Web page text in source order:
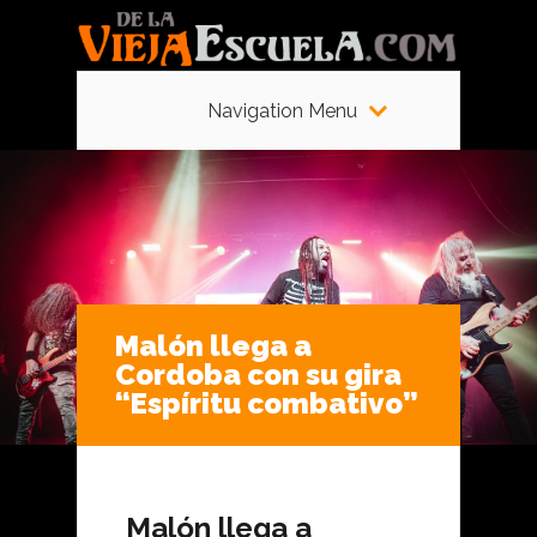
Navigation Menu
Malón llega a
Cordoba con su gira
“Espíritu combativo”
Malón llega a